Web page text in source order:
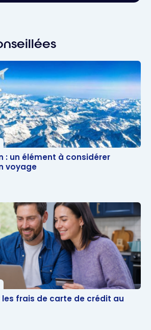
un élément à considérer
voyage
: un élément à considérer
voyage
frais de carte de crédit au
frais de carte de crédit au